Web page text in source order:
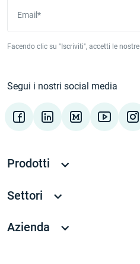
Email*
Facendo clic su "Iscriviti", accetti le nostre
Segui i nostri social media
Prodotti
Settori
Azienda